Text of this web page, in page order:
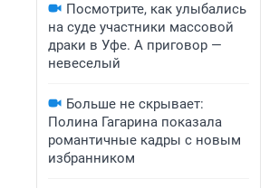
Посмотрите, как улыбались
на суде участники массовой
драки в Уфе. А приговор —
невеселый
Больше не скрывает:
Полина Гагарина показала
романтичные кадры с новым
избранником